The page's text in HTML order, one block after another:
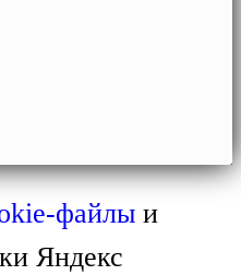
файлы и
Яндекс